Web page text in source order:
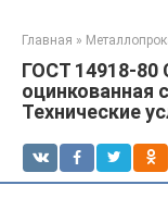
Главная »
ГОСТ 14918-80
оцинкованная
Технические